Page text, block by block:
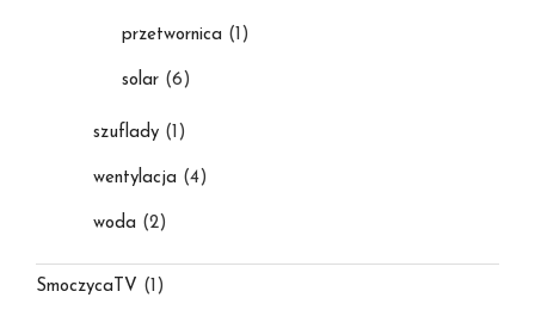
przetwornica (1)
solar (6)
szuflady (1)
wentylacja (4)
woda (2)
SmoczycaTV (1)